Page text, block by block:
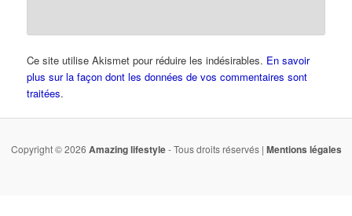
Ce site utilise Akismet pour réduire les indésirables. En savoir
plus sur la façon dont les données de vos commentaires sont
traitées.
Copyright © 2026 Amazing lifestyle- Tous droits réservés | Mentions légales